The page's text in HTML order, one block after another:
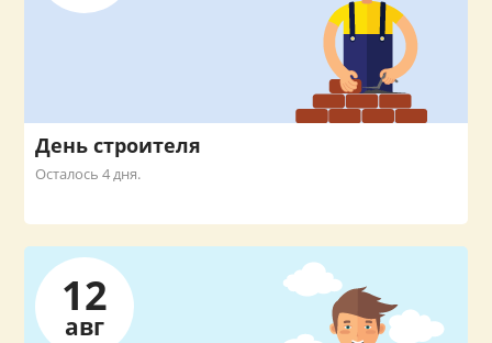
День строителя
Осталось 4 дня.
12
авг